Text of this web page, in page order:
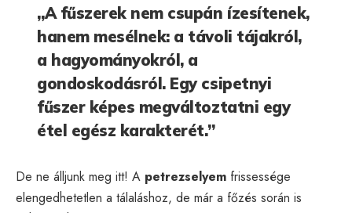
„A fűszerek nem csupán ízesítenek,
hanem mesélnek: a távoli tájakról,
a hagyományokról, a
gondoskodásról. Egy csipetnyi
fűszer képes megváltoztatni egy
étel egész karakterét.”
De ne álljunk meg itt! A petrezselyem frissessége
elengedhetetlen a tálaláshoz, de már a főzés során is